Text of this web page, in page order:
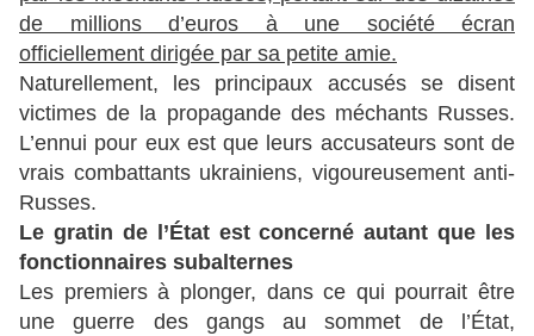
de millions d’euros à une société écran
officiellement dirigée par sa petite amie.
Naturellement, les principaux accusés se disent
victimes de la propagande des méchants Russes.
L’ennui pour eux est que leurs accusateurs sont de
vrais combattants ukrainiens, vigoureusement anti-
Russes.
Le gratin de l’État est concerné autant que les
fonctionnaires subalternes
Les premiers à plonger, dans ce qui pourrait être
une guerre des gangs au sommet de l’État,